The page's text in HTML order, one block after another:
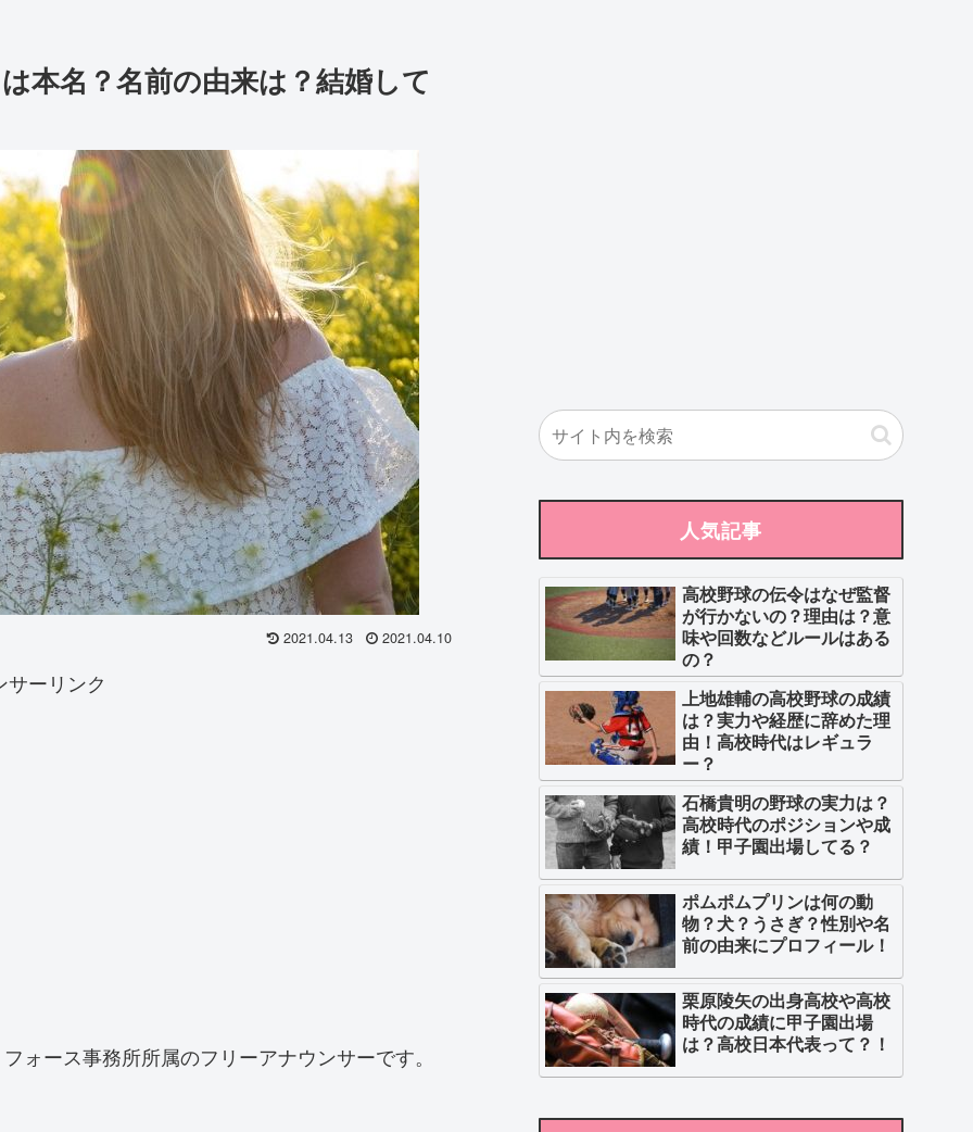
本名？名前の由来は？結婚して
2021.04.13 2021.04.10
サーリンク
ォース事務所所属のフリーアナウンサーです。
人気記事
高校野球の伝令はなぜ監督
が行かないの？理由は？意
味や回数などルールはある
の？
上地雄輔の高校野球の成績
は？実力や経歴に辞めた理
由！高校時代はレギュラ
ー？
石橋貴明の野球の実力は？
高校時代のポジションや成
績！甲子園出場してる？
ポムポムプリンは何の動
物？犬？うさぎ？性別や名
前の由来にプロフィール！
栗原陵矢の出身高校や高校
時代の成績に甲子園出場
は？高校日本代表って？！